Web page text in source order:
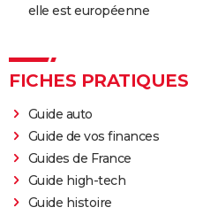
elle est européenne
FICHES PRATIQUES
Guide auto
Guide de vos finances
Guides de France
Guide high-tech
Guide histoire